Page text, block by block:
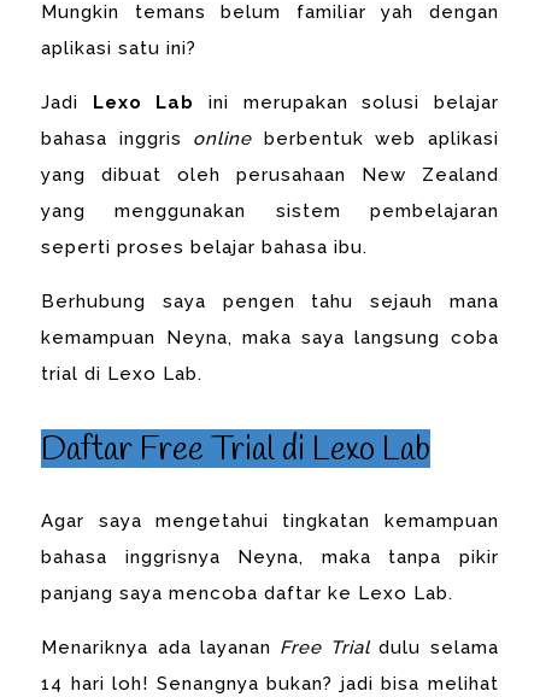
Mungkin temans belum familiar yah dengan
aplikasi satu ini?
Jadi Lexo Lab
ini merupakan solusi belajar
bahasa inggris online
berbentuk web aplikasi
yang dibuat oleh perusahaan New Zealand
yang menggunakan sistem pembelajaran
seperti proses belajar bahasa ibu.
Berhubung saya pengen tahu sejauh mana
kemampuan Neyna, maka saya langsung coba
trial di Lexo Lab.
Daftar Free Trial di Lexo Lab
Agar saya mengetahui tingkatan kemampuan
bahasa inggrisnya Neyna, maka tanpa pikir
panjang saya mencoba daftar ke Lexo Lab.
Menariknya ada layanan Free Trialdulu selama
14 hari loh! Senangnya bukan? jadi bisa melihat